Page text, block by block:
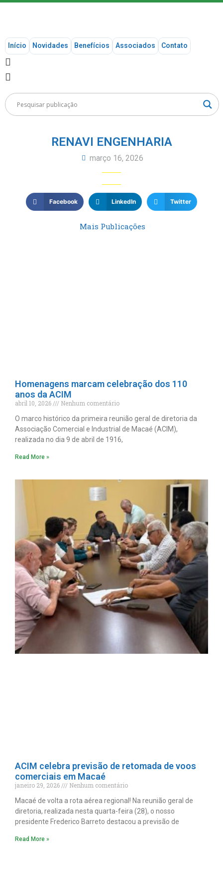
Início Novidades Benefícios Associados Contato
RENAVI ENGENHARIA
março 16, 2026
Facebook LinkedIn Twitter
Mais Publicações
Homenagens marcam celebração dos 110
anos da ACIM
abril 10, 2026
Nenhum comentário
O marco histórico da primeira reunião geral de diretoria da
Associação Comercial e Industrial de Macaé (ACIM),
realizada no dia 9 de abril de 1916,
Read More »
ACIM celebra previsão de retomada de voos
comerciais em Macaé
janeiro 29, 2026
Nenhum comentário
Macaé de volta a rota aérea regional! Na reunião geral de
diretoria, realizada nesta quarta-feira (28), o nosso
presidente Frederico Barreto destacou a previsão de
Read More »